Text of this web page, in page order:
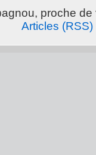
proche
Articles (RSS)